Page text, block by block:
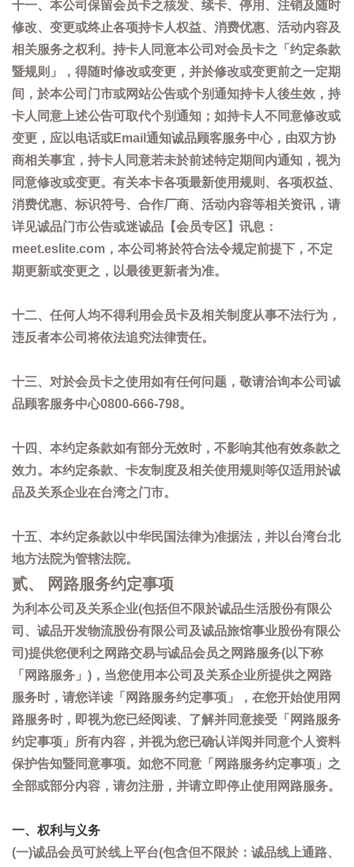
十一、本公司保留会员卡之核发、续卡、停用、注销及随时
修改、变更或终止各项持卡人权益、消费优惠、活动内容及
相关服务之权利。持卡人同意本公司对会员卡之「约定条款
暨规则」，得随时修改或变更，并於修改或变更前之一定期
间，於本公司门市或网站公告或个别通知持卡人後生效，持
卡人同意上述公告可取代个别通知；如持卡人不同意修改或
变更，应以电话或Email通知诚品顾客服务中心，由双方协
商相关事宜，持卡人同意若未於前述特定期间内通知，视为
同意修改或变更。有关本卡各项最新使用规则、各项权益、
消费优惠、标识符号、合作厂商、活动内容等相关资讯，请
详见诚品门市公告或迷诚品【会员专区】讯息：
meet.eslite.com，本公司将於符合法令规定前提下，不定
期更新或变更之，以最後更新者为准。
十二、任何人均不得利用会员卡及相关制度从事不法行为，
违反者本公司将依法追究法律责任。
十三、对於会员卡之使用如有任何问题，敬请洽询本公司诚
品顾客服务中心0800-666-798。
十四、本约定条款如有部分无效时，不影响其他有效条款之
效力。本约定条款、卡友制度及相关使用规则等仅适用於诚
品及关系企业在台湾之门市。
十五、本约定条款以中华民国法律为准据法，并以台湾台北
地方法院为管辖法院。
贰、 网路服务约定事项
为利本公司及关系企业(包括但不限於诚品生活股份有限公
司、诚品开发物流股份有限公司及诚品旅馆事业股份有限公
司)提供您便利之网路交易与诚品会员之网路服务(以下称
「网路服务」)，当您使用本公司及关系企业所提供之网路
服务时，请您详读「网路服务约定事项」，在您开始使用网
路服务时，即视为您已经阅读、了解并同意接受「网路服务
约定事项」所有内容，并视为您已确认详阅并同意个人资料
保护告知暨同意事项。如您不同意「网路服务约定事项」之
全部或部分内容，请勿注册，并请立即停止使用网路服务。
一、权利与义务
(一)诚品会员可於线上平台(包含但不限於：诚品线上通路、